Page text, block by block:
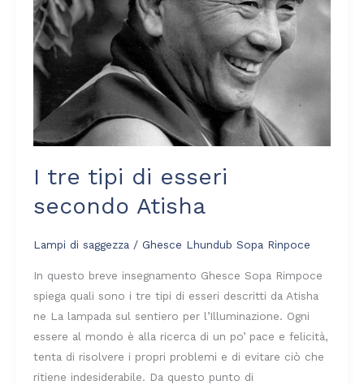
I tre tipi di esseri
secondo Atisha
Lampi di saggezza / Ghesce Lhundub Sopa Rinpoce
In questo breve insegnamento Ghesce Sopa Rimpoce
spiega quali sono i tre tipi di esseri descritti da Atisha
ne La lampada sul sentiero per l’Illuminazione. Ogni
essere al mondo è alla ricerca di un po’ pace e felicità,
tenta di risolvere i propri problemi e di evitare ciò che
ritiene indesiderabile. Da questo punto di
esseri
secondo
Atisha